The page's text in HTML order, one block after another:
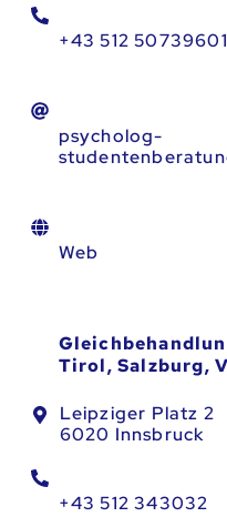
+43 512 50739601
psycholog-
Web
Tirol, Salzburg,
Leipziger Platz 2
6020 Innsbruck
+43 512 343032